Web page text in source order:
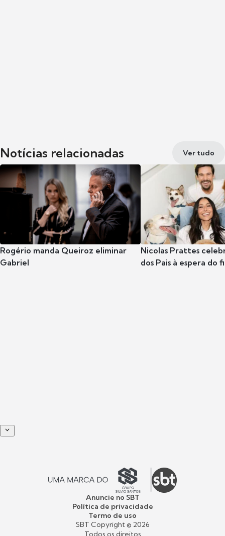
Notícias relacionadas Ver tudo
Rogério manda Queiroz eliminar
Gabriel
Nicolas Prattes
dos Pais à espera do
Anuncie no SBT
Política de privacidade
Termo de uso
SBT Copyright © 2026
Todos os direitos